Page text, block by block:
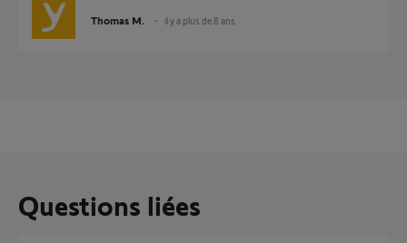
Thomas M. il y a plus de 8 ans
Questions liées